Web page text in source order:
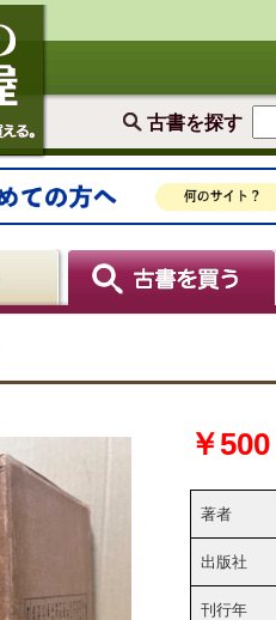
古書を探す
￥500
著者
出版社
刊行年